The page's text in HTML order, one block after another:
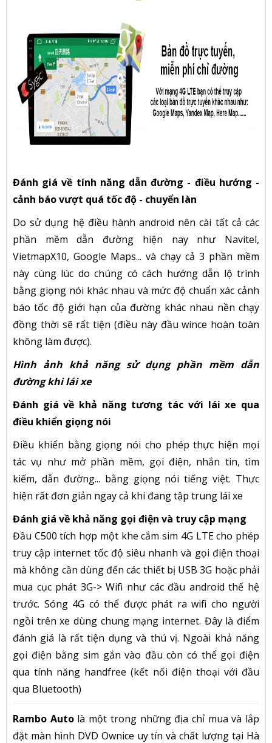
Đánh giá về tính năng dẫn đường - điều hướng -
cảnh báo vượt quá tốc độ - chuyển làn
Do sử dụng hệ điều hành android nên cài tất cả các
phần mềm dẫn đường hiện nay như Navitel,
VietmapX10, Google Maps... và chạy cả 3 phần mềm
này cùng lúc do chúng có cách hướng dẫn lộ trình
bằng giọng nói khác nhau và mức độ chuẩn xác cảnh
báo tốc độ giới hạn của đường khác nhau nền chạy
đồng thời sẽ rất tiện (điều này đầu wince hoàn toàn
không làm được).
Hình ảnh khả năng sử dụng phần mềm dẫn
đường khi lái xe
Đánh giá về khả năng tương tác với lái xe qua
điều khiển giọng nói
Điều khiển bằng giọng nói cho phép thực hiện mọi
tác vụ như mở phần mềm, gọi điện, nhắn tin, tìm
kiếm, dẫn đường... bằng giọng nói tiếng việt. Thực
hiện rất đơn giản ngay cả khi đang tập trung lái xe
Đánh giá về khả năng gọi điện và truy cập mạng
Đầu C500 tích hợp một khe cắm sim 4G LTE cho phép
truy cập internet tốc độ siêu nhanh và gọi điện thoại
mà không cần dùng đến các thiết bị USB 3G hoặc phải
mua cục phát 3G-> Wifi như các đầu android thế hệ
trước. Sóng 4G có thể được phát ra wifi cho người
ngồi trên xe dùng chung mạng internet. Đây là điểm
đánh giá là rất tiện dụng và thú vị. Ngoài khả năng
gọi điện bằng sim gắn vào đầu còn có thể gọi điện
qua tính năng handfree (kết nối điện thoại với đầu
qua Bluetooth)
Rambo Autolà một trong những địa chỉ mua và lắp
đặt màn hình DVD Ownice uy tín và chất lượng tại Hà